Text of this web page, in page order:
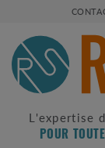
L'expertise
POUR